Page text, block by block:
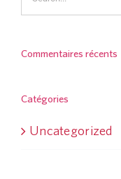
for:
Commentaires récents
Catégories
Uncategorized